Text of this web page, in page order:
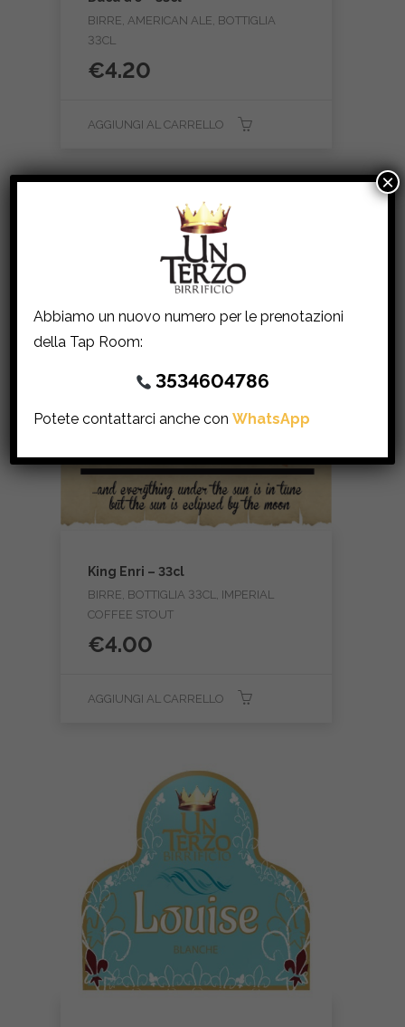
BIRRE, AMERICAN ALE, BOTTIGLIA
33CL
€4.20
AGGIUNGI AL CARRELLO
King Enri – 33cl
BIRRE, BOTTIGLIA 33CL, IMPERIAL
COFFEE STOUT
€4.00
AGGIUNGI AL CARRELLO
Abbiamo un nuovo numero per le prenotazioni
della Tap Room:
3534604786
Potete contattarci anche conWhatsApp
×